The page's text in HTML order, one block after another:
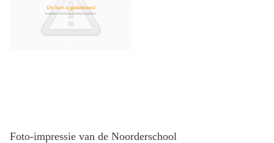
Foto-impressie van de Noorderschool